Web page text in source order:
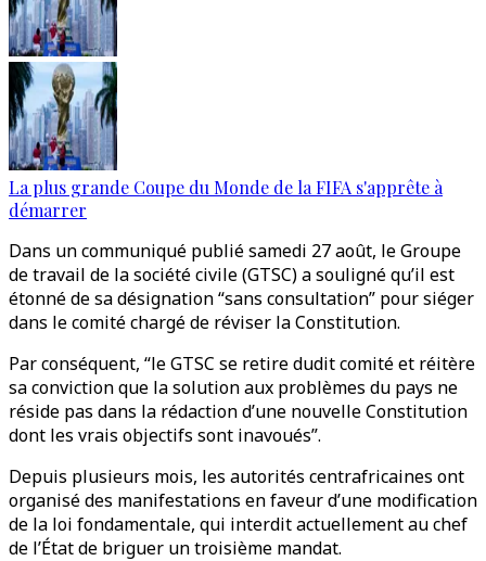
La plus grande Coupe du Monde de la FIFA s'apprête à
démarrer
Dans un communiqué publié samedi 27 août, le Groupe
de travail de la société civile (GTSC) a souligné qu’il est
étonné de sa désignation “sans consultation” pour siéger
dans le comité chargé de réviser la Constitution.
Par conséquent, “le GTSC se retire dudit comité et réitère
sa conviction que la solution aux problèmes du pays ne
réside pas dans la rédaction d’une nouvelle Constitution
dont les vrais objectifs sont inavoués”.
Depuis plusieurs mois, les autorités centrafricaines ont
organisé des manifestations en faveur d’une modification
de la loi fondamentale, qui interdit actuellement au chef
de l’État de briguer un troisième mandat.